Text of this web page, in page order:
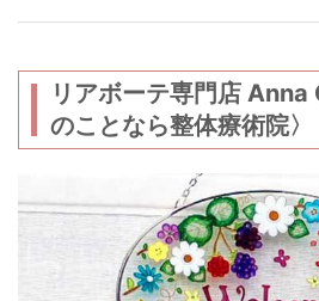
itt
er
c
e
b
o
k
c
k
et
e
n
a
e
リアボーテ専門店
のことなら整体療術院〉